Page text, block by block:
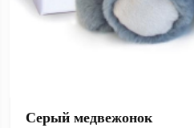
Серый медвежонок